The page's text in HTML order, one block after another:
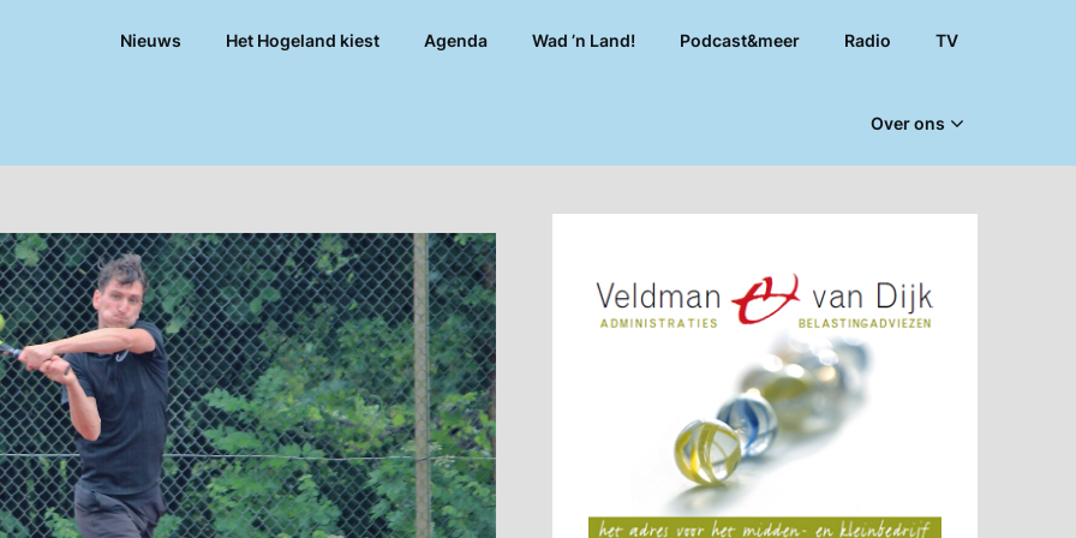
Nieuws Het Hogeland kiest Agenda Wad ’n Land! Podcast&meer Radio TV
Over ons